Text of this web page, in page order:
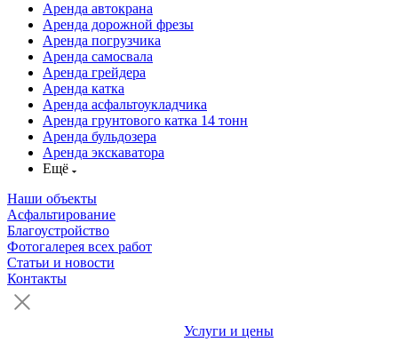
Аренда автокрана
Аренда дорожной фрезы
Аренда погрузчика
Аренда самосвала
Аренда грейдера
Аренда катка
Аренда асфальтоукладчика
Аренда грунтового катка 14 тонн
Аренда бульдозера
Аренда экскаватора
Ещё
Наши объекты
Асфальтирование
Благоустройство
Фотогалерея всех работ
Статьи и новости
Контакты
Услуги и цены